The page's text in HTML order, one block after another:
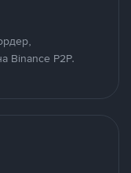
Binance P2P.